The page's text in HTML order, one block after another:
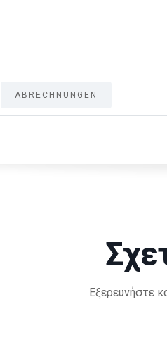
ABRECHNUNGEN
Εξερευνήστε